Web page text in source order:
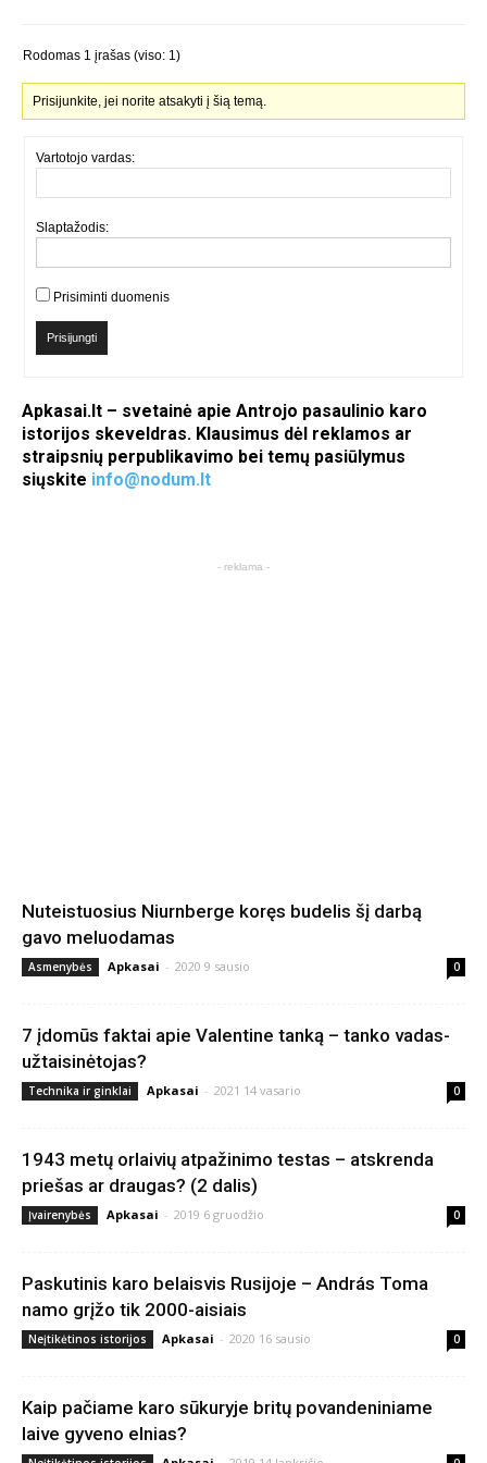
Rodomas 1 įrašas (viso: 1)
Prisijunkite, jei norite atsakyti į šią temą.
Vartotojo vardas:
Slaptažodis:
Prisiminti duomenis
Prisijungti
Apkasai.lt – svetainė apie Antrojo pasaulinio karo
istorijos skeveldras. Klausimus dėl reklamos ar
straipsnių perpublikavimo bei temų pasiūlymus
siųskite info@nodum.lt
- reklama -
Nuteistuosius Niurnberge koręs budelis šį darbą
gavo meluodamas
Asmenybės Apkasai - 2020 9 sausio 0
7 įdomūs faktai apie Valentine tanką – tanko vadas-
užtaisinėtojas?
Technika ir ginklai Apkasai - 2021 14 vasario 0
1943 metų orlaivių atpažinimo testas – atskrenda
priešas ar draugas? (2 dalis)
Įvairenybės Apkasai - 2019 6 gruodžio 0
Paskutinis karo belaisvis Rusijoje – András Toma
namo grįžo tik 2000-aisiais
Neįtikėtinos istorijos Apkasai - 2020 16 sausio 0
Kaip pačiame karo sūkuryje britų povandeniniame
laive gyveno elnias?